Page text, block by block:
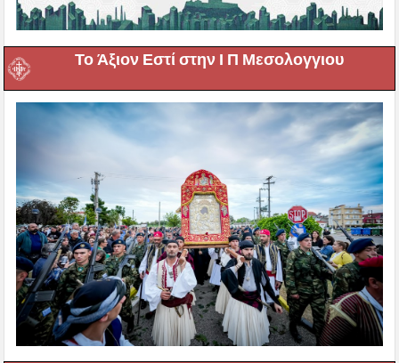
Το Άξιον Εστί στην Ι Π Μεσολογγιου